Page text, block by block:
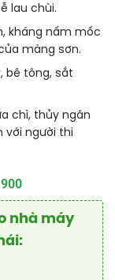
lau chùi.
kháng nấm mốc
màng sơn.
bê tông, sắt
chì, thủy ngân
với người thi
nhà máy